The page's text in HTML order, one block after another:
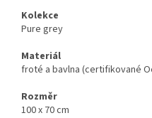
Kolekce
Pure grey
Materiál
froté a bavlna (certifikované
Rozměr
100 x 70 cm